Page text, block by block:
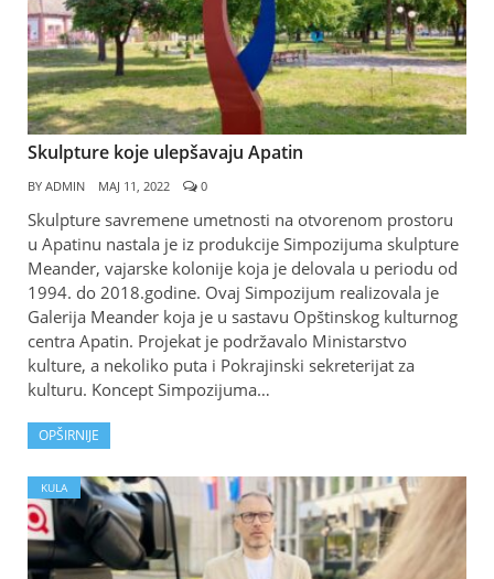
Skulpture koje ulepšavaju Apatin
BY ADMIN МАЈ 11, 2022 0
Skulpture savremene umetnosti na otvorenom prostoru
u Apatinu nastala je iz produkcije Simpozijuma skulpture
Meander, vajarske kolonije koja je delovala u periodu od
1994. do 2018.godine. Ovaj Simpozijum realizovala je
Galerija Meander koja je u sastavu Opštinskog kulturnog
centra Apatin. Projekat je podržavalo Ministarstvo
kulture, a nekoliko puta i Pokrajinski sekreterijat za
kulturu. Koncept Simpozijuma…
OPŠIRNIJE
KULA